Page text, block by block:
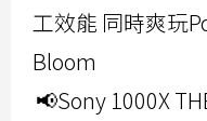
工效能 同時爽玩
Bloom
📢Sony 1000X